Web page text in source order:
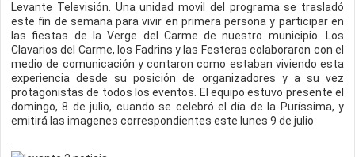
Levante Televisión. Una unidad movil del programa se trasladó
este fin de semana para vivir en primera persona y participar en
las fiestas de la Verge del Carme de nuestro municipio. Los
Clavarios del Carme, los Fadrins y las Festeras colaboraron con el
medio de comunicación y contaron como estaban viviendo esta
experiencia desde su posición de organizadores y a su vez
protagonistas de todos los eventos. El equipo estuvo presente el
domingo, 8 de julio, cuando se celebró el día de la Puríssima, y
emitirá las imagenes correspondientes este lunes 9 de julio